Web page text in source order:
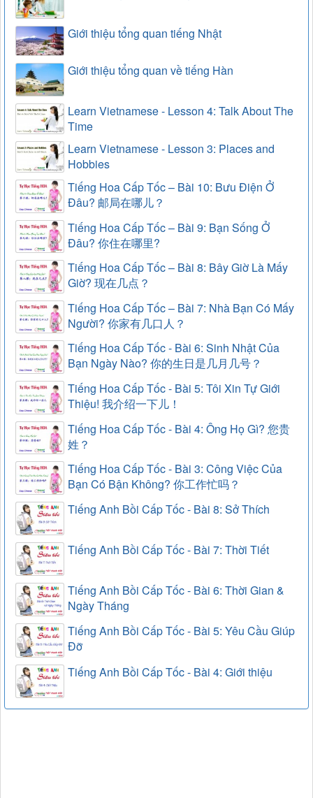
Giới thiệu tổng quan tiếng Nhật
Giới thiệu tổng quan về tiếng Hàn
Learn Vietnamese - Lesson 4: Talk About The
Time
Learn Vietnamese - Lesson 3: Places and
Hobbies
Tiếng Hoa Cấp Tốc – Bài 10: Bưu Điện Ở
Đâu? 邮局在哪儿？
Tiếng Hoa Cấp Tốc – Bài 9: Bạn Sống Ở
Đâu? 你住在哪里?
Tiếng Hoa Cấp Tốc – Bài 8: Bây Giờ Là Mấy
Giờ? 现在几点？
Tiếng Hoa Cấp Tốc – Bài 7: Nhà Bạn Có Mấy
Người? 你家有几口人？
Tiếng Hoa Cấp Tốc - Bài 6: Sinh Nhật Của
Bạn Ngày Nào? 你的生日是几月几号？
Tiếng Hoa Cấp Tốc - Bài 5: Tôi Xin Tự Giới
Thiệu! 我介绍一下儿！
Tiếng Hoa Cấp Tốc - Bài 4: Ông Họ Gì? 您贵
姓？
Tiếng Hoa Cấp Tốc - Bài 3: Công Việc Của
Bạn Có Bận Không? 你工作忙吗？
Tiếng Anh Bồi Cấp Tốc - Bài 8: Sở Thích
Tiếng Anh Bồi Cấp Tốc - Bài 7: Thời Tiết
Tiếng Anh Bồi Cấp Tốc - Bài 6: Thời Gian &
Ngày Tháng
Tiếng Anh Bồi Cấp Tốc - Bài 5: Yêu Cầu Giúp
Đỡ
Tiếng Anh Bồi Cấp Tốc - Bài 4: Giới thiệu